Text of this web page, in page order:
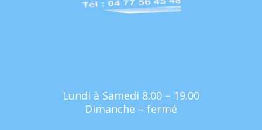
Lundi à Samedi 8.00 – 19.00
Dimanche – fermé